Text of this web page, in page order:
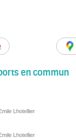
en commun
Lhotellier
Lhotellier